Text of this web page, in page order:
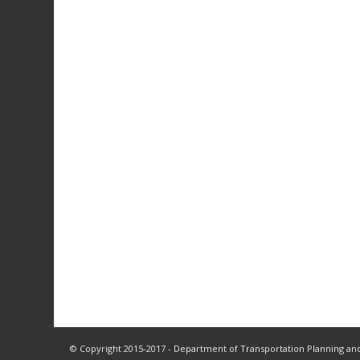
© Copyright 2015-2017 - Department of Transportation Planning